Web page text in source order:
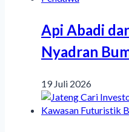
Api Abadi
Nyadran
19 Juli 2026